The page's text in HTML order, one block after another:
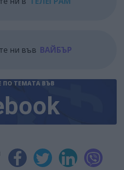
ни във ВАЙБЪР
ПО ТЕМАТА ВЪВ